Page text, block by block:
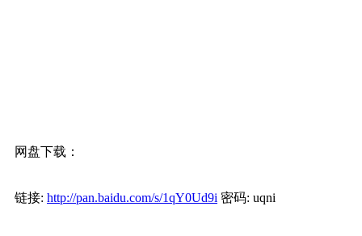
网盘下载：
链接: http://pan.baidu.com/s/1qY0Ud9i 密码: uqni